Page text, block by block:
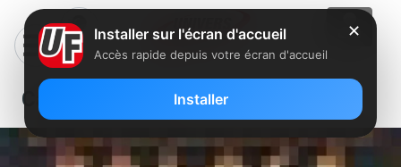
Caesars Palace
✕
Installer sur l'écran d'accueil
Accès rapide depuis votre écran d'accueil
Installer